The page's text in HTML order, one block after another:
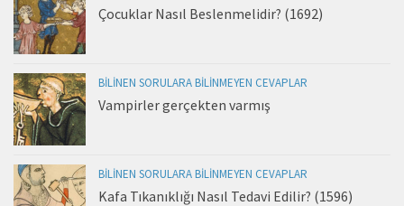
Çocuklar Nasıl Beslenmelidir? (1692)
BILINEN SORULARA BILINMEYEN CEVAPLAR
Vampirler gerçekten varmış
BILINEN SORULARA BILINMEYEN CEVAPLAR
Kafa Tıkanıklığı Nasıl Tedavi Edilir? (1596)